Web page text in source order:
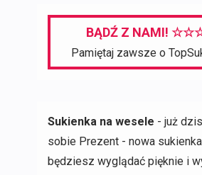
BĄDŹ Z NAMI!
Pamiętaj zawsze o
Sukienka na wesele - już
sobie Prezent - nowa
będziesz wyglądać pięknie i